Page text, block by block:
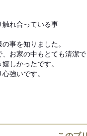
れ合っている事
事を知りました。
お家の中もとても清潔
しかったです。
強いです。